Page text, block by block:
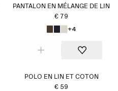
PANTALON EN MÉLANGE DE LIN
€ 79
+4
POLO EN LIN ET COTON
€ 59